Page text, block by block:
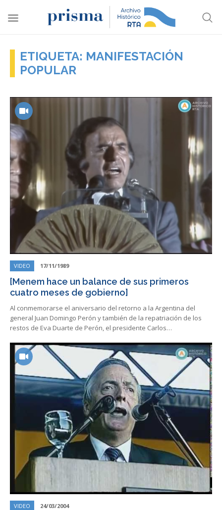
ETIQUETA: MANIFESTACIÓN
POPULAR
VIDEO 17/11/1989
[Menem hace un balance de sus primeros
cuatro meses de gobierno]
Al conmemorarse el aniversario del retorno a la Argentina del
general Juan Domingo Perón y también de la repatriación de los
restos de Eva Duarte de Perón, el presidente Carlos…
VIDEO 24/03/2004